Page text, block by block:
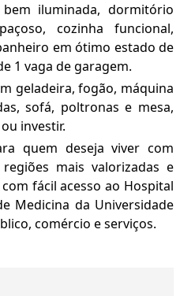
iluminada, dormitório
cozinha funcional,
em ótimo estado de
1 vaga de garagem.
geladeira, fogão, máquina
sofá, poltronas e mesa,
investir.
quem deseja viver com
mais valorizadas e
fácil acesso ao Hospital
Medicina da Universidade
comércio e serviços.